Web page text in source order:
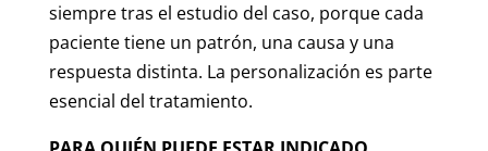
siempre tras el estudio del caso, porque cada
paciente tiene un patrón, una causa y una
respuesta distinta. La personalización es parte
esencial del tratamiento.